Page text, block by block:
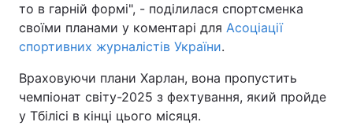
то в гарній формі", - поділилася спортсменка
своїми планами у коментарі для Асоціації
спортивних журналістів України.
Враховуючи плани Харлан, вона пропустить
чемпіонат світу-2025 з фехтування, який пройде
у Тбілісі в кінці цього місяця.